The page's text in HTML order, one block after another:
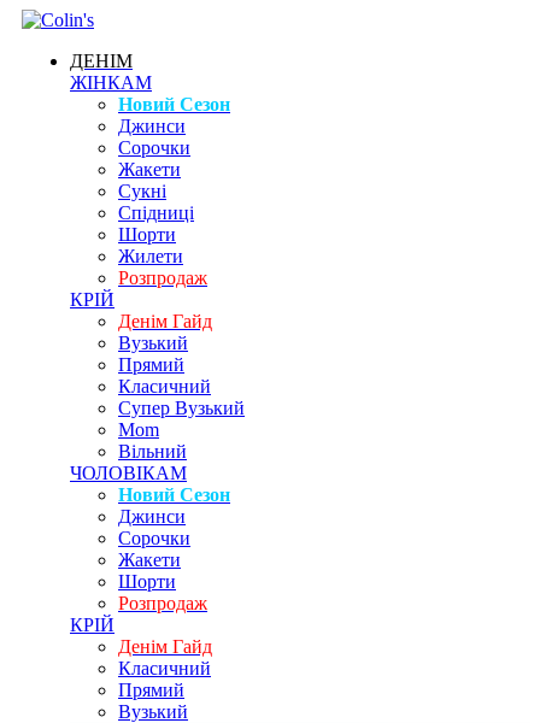
ДЕНІМ
ЖІНКАМ
Новий Сезон
Джинси
Сорочки
Жакети
Сукні
Спідниці
Шорти
Жилети
Розпродаж
КРІЙ
Денім Гайд
Вузький
Прямий
Класичний
Супер Вузький
Mom
Вільний
ЧОЛОВІКАМ
Новий Сезон
Джинси
Сорочки
Жакети
Шорти
Розпродаж
КРІЙ
Денім Гайд
Класичний
Прямий
Вузький